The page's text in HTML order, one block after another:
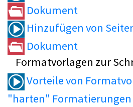
Dokument
Hinzufügen von
Dokument
Formatvorlagen zur
Vorteile von
"harten" Formatierungen